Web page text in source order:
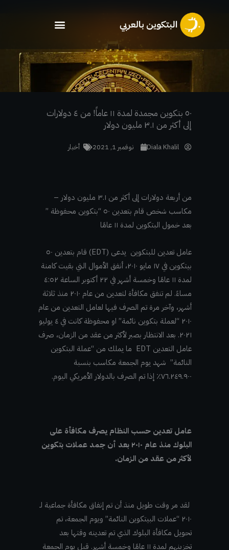
٥٠ بتكوين مجمدة لمدة ١١ عاماً! من ٤ دولارات
إلى أكثر من ٣.١ مليون دولار
Diala Khalil نوفمبر 1, 2021 أخبار
من أربعة دولارات إلى أكثر من ٣.١ مليون دولار –
مكاسب شخص قام بتعدين ٥٠ “بتكوين محفوظة ”
بعد خمول البتكوين لمدة ١١ عامًا
عامل تعدين للبتكوين يدعى (EDT) قام بتعدين ٥٠
بيتكوين في ١٧ مايو ٢٠١٠، أنفق الأموال التي بقيت كامنة
لمدة ١١ عامًا وخمسة أشهر في ٢٢ أكتوبر الساعة ٤:٥٢
مساءً. لم تنفق مكافأة لتعدين من عام ٢٠١٠ منذ ثلاثة
أشهر، وآخر مرة تم الصرف فيها لعامل التعدين من عام
٢٠١٠ “لعملة بتكوين نائمة” او محفوظة كانت في ٤ يوليو
٢٠٢١. بعد الانتظار بصبر لأكثر من عقد من الزمان، صرف
عامل التعدين EDT ما يملك من “عملة البتكوين
النائمة” شهد يوم الجمعة مكاسب بنسبة
٧٦.٢٤٩.٩٠٠٪ إذا تم الصرف بالدولار الأمريكي اليوم.
عامل تعدين حسب النظام يصرف مكافأة على
البلوك منذ عام ٢٠١٠ بعد أن جمد عملات بتكوين
لأكثر من عقد من الزمان.
لقد مر وقت طويل منذ أن تم إنفاق مكافأة جماعية لـ
٢٠١٠ “عملات البيتكوين النائمة” ويوم الجمعة، تم
تحويل مكافأة البلوك الذي تم تعدينه وقتها بعد
تخزينهم لمدة ١١ عامًا وخمسة أشهر. قبل يوم الجمعة